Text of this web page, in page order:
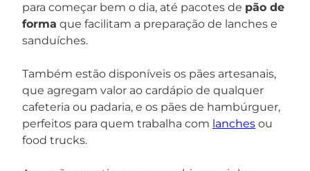
para começar bem o dia, até pacotes de pão de
forma que facilitam a preparação de lanches e
sanduíches.
Também estão disponíveis os pães artesanais,
que agregam valor ao cardápio de qualquer
cafeteria ou padaria, e os pães de hambúrguer,
perfeitos para quem trabalha com lanches ou
food trucks.